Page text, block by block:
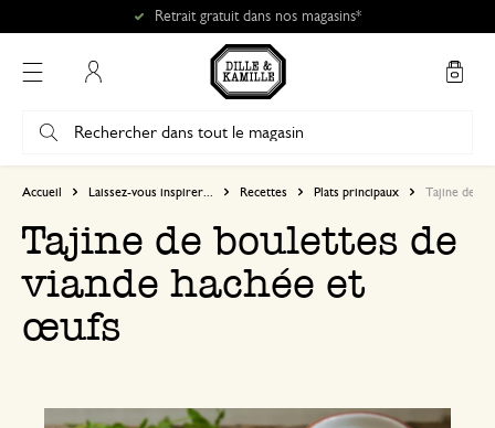
Retrait gratuit dans nos magasins*
Accueil Laissez-vous inspirer... Recettes Plats principaux Tajine de
Tajine de boulettes de
viande hachée et
œufs